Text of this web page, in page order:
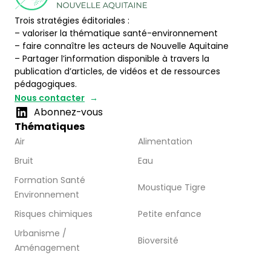
Trois stratégies éditoriales :
– valoriser la thématique santé-environnement
– faire connaître les acteurs de Nouvelle Aquitaine
– Partager l’information disponible à travers la
publication d’articles, de vidéos et de ressources
pédagogiques.
Nous contacter
Abonnez-vous
Thématiques
Air
Alimentation
Bruit
Eau
Formation Santé
Environnement
Moustique Tigre
Risques chimiques
Petite enfance
Urbanisme /
Aménagement
Bioversité